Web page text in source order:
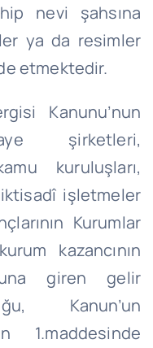
nevi şahsına
ya da resimler
etmektedir.
Kanunu’nun
şirketleri,
kuruluşları,
işletmeler
Kurumlar
kazancının
giren gelir
Kanun’un
1.maddesinde